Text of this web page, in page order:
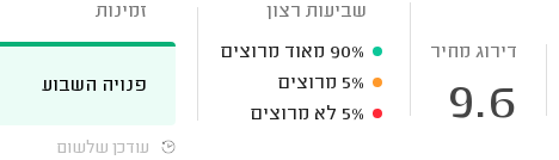
דירוג מחיר
9.6
שביעות רצון
90% מאוד מרוצים
5% מרוצים
5% לא מרוצים
זמינות
פנויה השבוע
עודכן שלשום